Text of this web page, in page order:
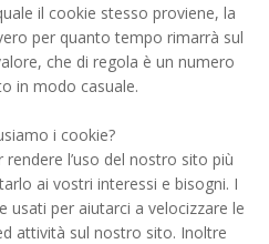
il cookie stesso proviene, la
per quanto tempo rimarrà sul
che di regola è un numero
in modo casuale.
i cookie?
l’uso del nostro sito più
ai vostri interessi e bisogni. I
usati per aiutarci a velocizzare le
attività sul nostro sito. Inoltre